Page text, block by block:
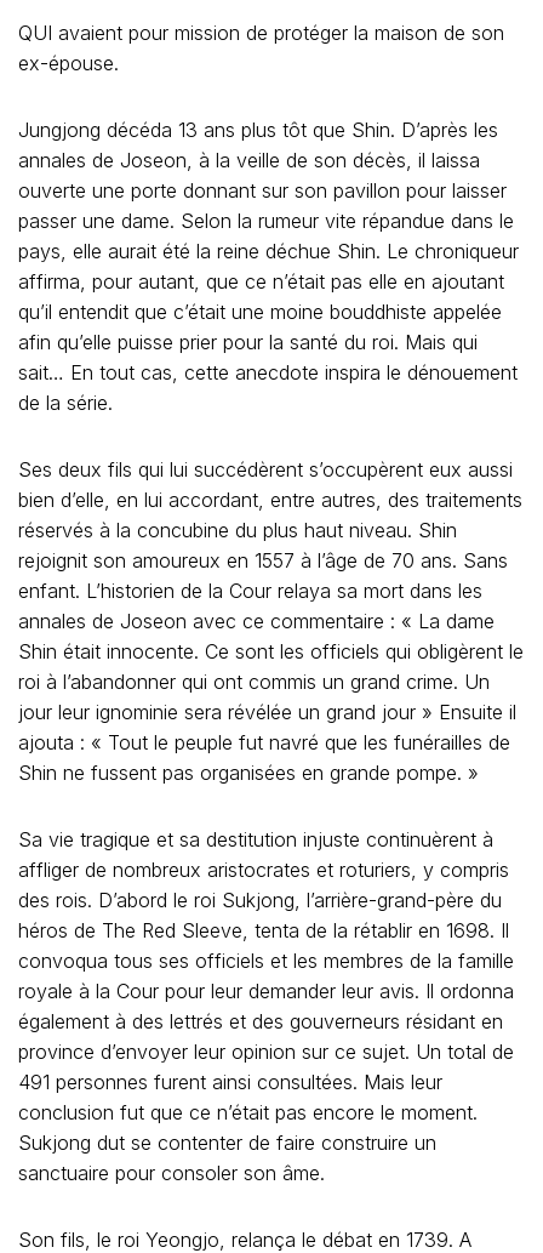
QUI avaient pour mission de protéger la maison de son
ex-épouse.
Jungjong décéda 13 ans plus tôt que Shin. D’après les
annales de Joseon, à la veille de son décès, il laissa
ouverte une porte donnant sur son pavillon pour laisser
passer une dame. Selon la rumeur vite répandue dans le
pays, elle aurait été la reine déchue Shin. Le chroniqueur
affirma, pour autant, que ce n’était pas elle en ajoutant
qu’il entendit que c’était une moine bouddhiste appelée
afin qu’elle puisse prier pour la santé du roi. Mais qui
sait… En tout cas, cette anecdote inspira le dénouement
de la série.
Ses deux fils qui lui succédèrent s’occupèrent eux aussi
bien d’elle, en lui accordant, entre autres, des traitements
réservés à la concubine du plus haut niveau. Shin
rejoignit son amoureux en 1557 à l’âge de 70 ans. Sans
enfant. L’historien de la Cour relaya sa mort dans les
annales de Joseon avec ce commentaire : « La dame
Shin était innocente. Ce sont les officiels qui obligèrent le
roi à l’abandonner qui ont commis un grand crime. Un
jour leur ignominie sera révélée un grand jour » Ensuite il
ajouta : « Tout le peuple fut navré que les funérailles de
Shin ne fussent pas organisées en grande pompe. »
Sa vie tragique et sa destitution injuste continuèrent à
affliger de nombreux aristocrates et roturiers, y compris
des rois. D’abord le roi Sukjong, l’arrière-grand-père du
héros de The Red Sleeve, tenta de la rétablir en 1698. Il
convoqua tous ses officiels et les membres de la famille
royale à la Cour pour leur demander leur avis. Il ordonna
également à des lettrés et des gouverneurs résidant en
province d’envoyer leur opinion sur ce sujet. Un total de
491 personnes furent ainsi consultées. Mais leur
conclusion fut que ce n’était pas encore le moment.
Sukjong dut se contenter de faire construire un
sanctuaire pour consoler son âme.
Son fils, le roi Yeongjo, relança le débat en 1739. A